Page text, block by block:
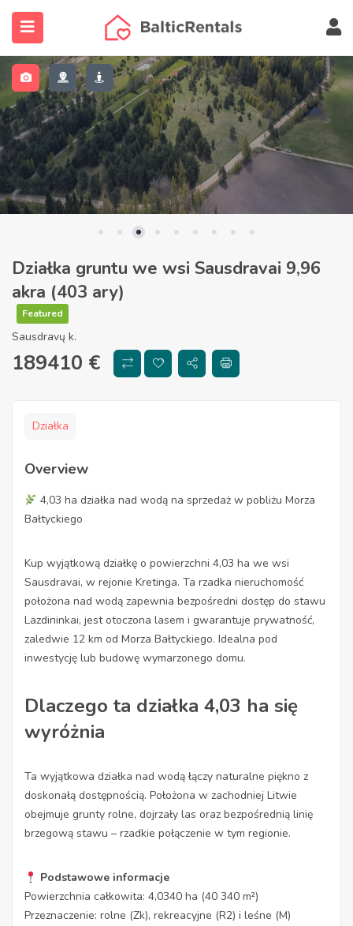
(Nieruchomości)
(Znajdź agenta)
(Więcej…)
Działka gruntu we wsi Sausdravai 9,96
akra (403 ary)
Featured
Sausdravų k.
189410 €
Działka
Overview
4,03 ha działka nad wodą na sprzedaż w pobliżu Morza
Bałtyckiego
Kup wyjątkową działkę o powierzchni 4,03 ha we wsi
Sausdravai, w rejonie Kretinga. Ta rzadka nieruchomość
położona nad wodą zapewnia bezpośredni dostęp do stawu
Lazdininkai, jest otoczona lasem i gwarantuje prywatność,
zaledwie 12 km od Morza Bałtyckiego. Idealna pod
inwestycję lub budowę wymarzonego domu.
Dlaczego ta działka 4,03 ha się
wyróżnia
Ta wyjątkowa działka nad wodą łączy naturalne piękno z
doskonałą dostępnością. Położona w zachodniej Litwie
obejmuje grunty rolne, dojrzały las oraz bezpośrednią linię
brzegową stawu – rzadkie połączenie w tym regionie.
Podstawowe informacje
Powierzchnia całkowita: 4,0340 ha (40 340 m²)
Przeznaczenie: rolne (Zk), rekreacyjne (R2) i leśne (M)